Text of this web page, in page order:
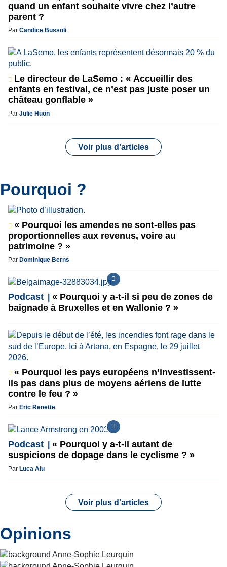
quand un enfant souhaite vivre chez l’autre
parent ?
Par Candice Bussoli
Le directeur de LaSemo : « Accueillir des
enfants en festival, ce n’est pas juste poser un
château gonflable »
Par Julie Huon
Voir plus d'articles
Pourquoi ?
« Pourquoi les amendes ne sont-elles pas
proportionnelles aux revenus, voire au
patrimoine ? »
Par Dominique Berns
Podcast
« Pourquoi y a-t-il si peu de zones de
baignade à Bruxelles et en Wallonie ? »
« Pourquoi les pays européens n’investissent-
ils pas dans plus de moyens aériens de lutte
contre le feu ? »
Par Eric Renette
Podcast
« Pourquoi y a-t-il autant de
suspicions de dopage dans le cyclisme ? »
Par Luca Alu
Voir plus d'articles
Opinions